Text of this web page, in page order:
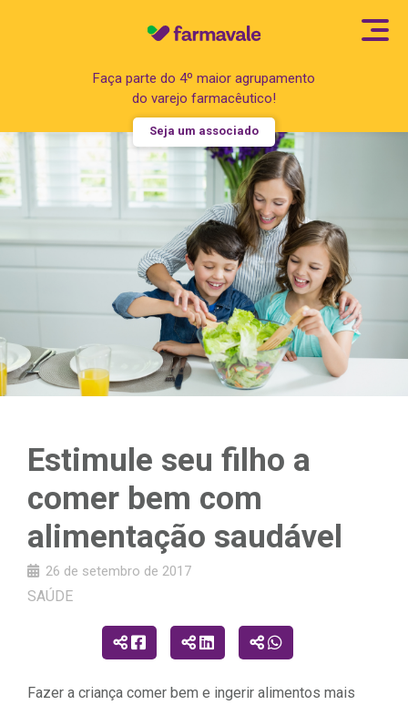
Faça parte do 4º maior agrupamento
do varejo farmacêutico!
Seja um associado
Estimule seu filho a
comer bem com
alimentação saudável
26 de setembro de 2017
SAÚDE
Fazer a criança comer bem e ingerir alimentos mais